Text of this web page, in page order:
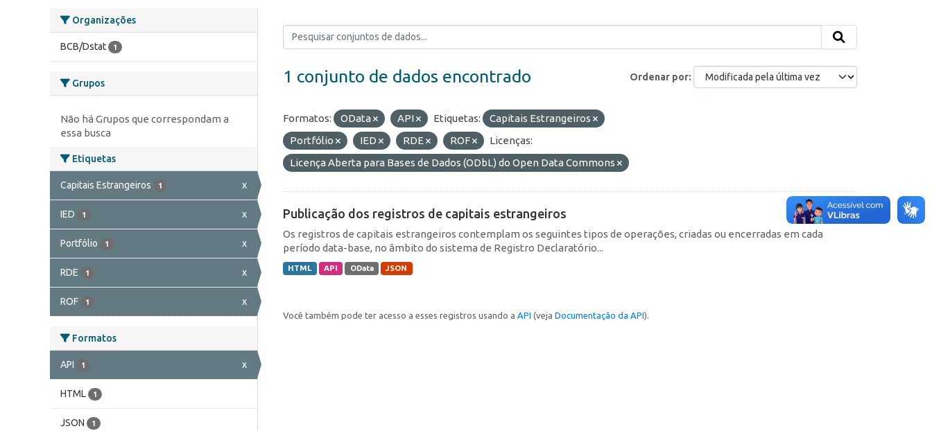
Organizações
BCB/Dstat 1
Grupos
Não há Grupos que correspondam a
essa busca
Etiquetas
Capitais Estrangeiros 1 x
IED 1 x
Portfólio 1 x
RDE 1 x
ROF 1 x
Formatos
API 1 x
HTML 1
JSON 1
Ordenar por
1 conjunto de dados encontrado
Formatos: OData API Etiquetas:
Capitais Estrangeiros
Portfólio
IED RDE ROF
Licenças:
Licença Aberta para Bases de Dados (ODbL) do Open Data Commons
Publicação dos registros de capitais estrangeiros
Os registros de capitais estrangeiros contemplam os seguintes tipos de operações, criadas ou encerradas em cada
período data-base, no âmbito do sistema de Registro Declaratório...
HTML API OData JSON
Você também pode ter acesso a esses registros usando a API (veja Documentação da API).